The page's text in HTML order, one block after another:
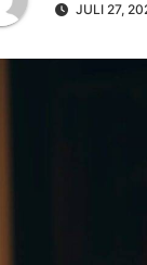
JULI 27,